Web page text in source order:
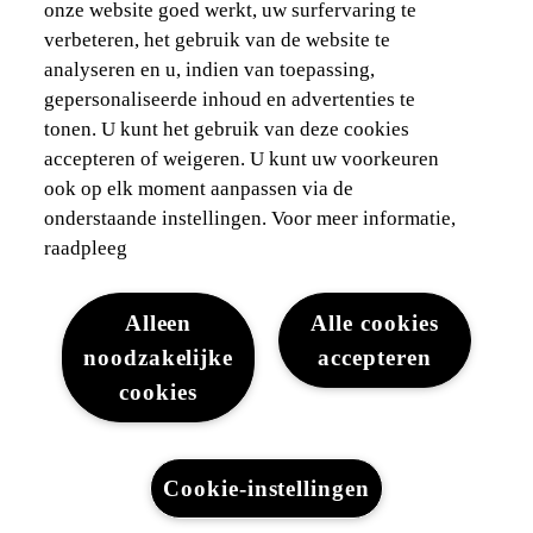
Waarborgen & financieringen
Ontdek Lexus
Wettelijke vermelding
Juridisch WLTP Gegevensbescherming
Lexus-België © 2026
onze website goed werkt, uw surfervaring te
verbeteren, het gebruik van de website te
analyseren en u, indien van toepassing,
gepersonaliseerde inhoud en advertenties te
tonen. U kunt het gebruik van deze cookies
accepteren of weigeren. U kunt uw voorkeuren
ook op elk moment aanpassen via de
onderstaande instellingen. Voor meer informatie,
raadpleeg
Alle cookies
accepteren
Alleen
noodzakelijke
cookies
Cookie-instellingen